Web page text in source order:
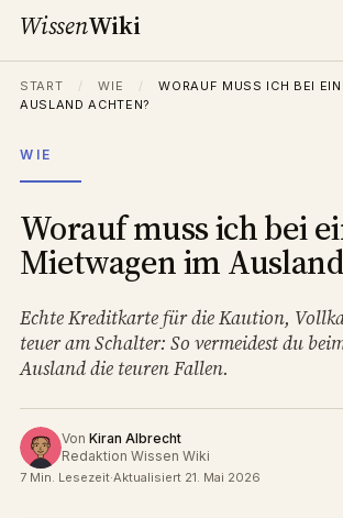
WissenWiki
START / WIE /
WORAUF MUSS ICH BEI
AUSLAND ACHTEN?
WIE
Worauf muss ich bei
Mietwagen im
Echte Kreditkarte für die Kaution,
teuer am Schalter: So vermeidest du
Ausland die teuren Fallen.
Von Kiran Albrecht
Redaktion Wissen Wiki
7 Min. Lesezeit·Aktualisiert 21. Mai 2026